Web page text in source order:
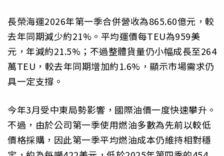
長榮海運2026年第一季合併營收為865.60億元，較
去年同期減少約21%。平均運價每TEU為959美
元，年減約21.5%；不過整體貨量仍小幅成長至264
萬TEU，較去年同期增加約1.6%，顯示市場需求仍
具一定支撐。
今年3月受中東局勢影響，國際油價一度快速攀升。
不過，由於公司第一季使用燃油多數為先前以較低
價格採購，因此第一季平均燃油成本仍維持相對穩